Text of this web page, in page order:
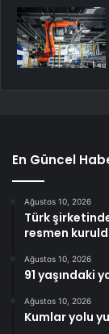
En Güncel
Ağustos 10, 2026
Türk
resmen
Ağustos 10, 2026
91 yaşındaki
Ağustos 10, 2026
Kumlar yolu